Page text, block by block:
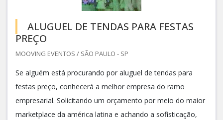
ALUGUEL DE TENDAS PARA FESTAS
PREÇO
MOOVING EVENTOS / SÃO PAULO - SP
Se alguém está procurando por aluguel de tendas para
festas preço, conhecerá a melhor empresa do ramo
empresarial. Solicitando um orçamento por meio do maior
marketplace da américa latina e achando a sofisticação,